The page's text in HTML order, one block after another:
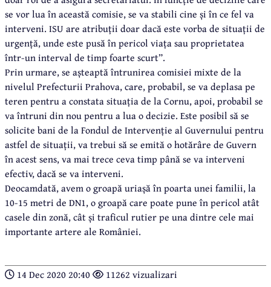
se vor lua în această comisie, se va stabili cine și în ce fel va
interveni. ISU are atribuții doar dacă este vorba de situații de
urgență, unde este pusă în pericol viața sau proprietatea
într-un interval de timp foarte scurt”.
Prin urmare, se așteaptă întrunirea comisiei mixte de la
nivelul Prefecturii Prahova, care, probabil, se va deplasa pe
teren pentru a constata situația de la Cornu, apoi, probabil se
va întruni din nou pentru a lua o decizie. Este posibil să se
solicite bani de la Fondul de Intervenție al Guvernului pentru
astfel de situații, va trebui să se emită o hotărâre de Guvern
în acest sens, va mai trece ceva timp până se va interveni
efectiv, dacă se va interveni.
Deocamdată, avem o groapă uriașă în poarta unei familii, la
10-15 metri de DN1, o groapă care poate pune în pericol atât
casele din zonă, cât și traficul rutier pe una dintre cele mai
importante artere ale României.
14 Dec 2020 20:40 11262 vizualizari